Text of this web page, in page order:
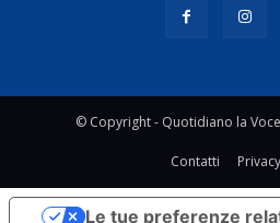
© Copyright - Quotidiano la
Contatti
Le tue preferenze